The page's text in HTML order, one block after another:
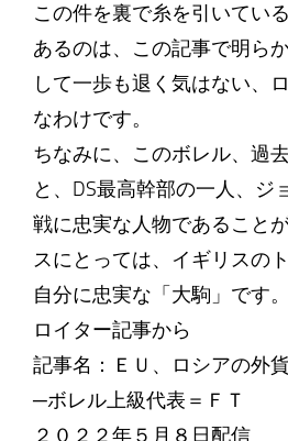
この件を裏で糸を引いてい
あるのは、この記事で明ら
して一歩も退く気はない、
なわけです。
ちなみに、このボレル、過
と、DS最高幹部の一人、ジ
戦に忠実な人物であること
スにとっては、イギリスの
自分に忠実な「大駒」です。
ロイター記事から
記事名：ＥＵ、ロシアの外
─ボレル上級代表＝ＦＴ
２０２２年５月８日配信